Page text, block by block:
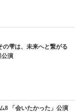
の雫は、未来へと繋がる
公演
8 「会いたかった」公演